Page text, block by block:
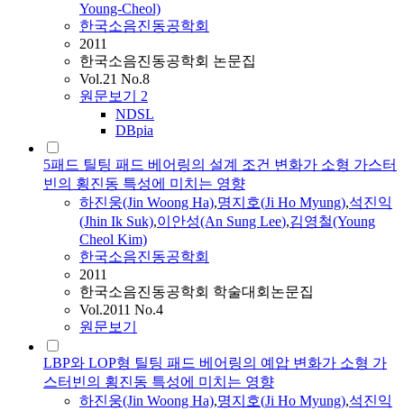
Young-Cheol)
한국소음진동공학회
2011
한국소음진동공학회 논문집
Vol.21 No.8
원문보기 2
NDSL
DBpia
5패드 틸팅 패드 베어링의 설계 조건 변화가 소형 가스터
빈의 횡진동 특성에 미치는 영향
하진웅(Jin Woong Ha),명지 호(Ji Ho Myung),석진익
(Jhin Ik Suk),이안성(An Sung Lee),김영철(Young
Cheol Kim)
한국소음진동공학회
2011
한국소음진동공학회 학술대회논문집
Vol.2011 No.4
원문보기
LBP와 LOP형 틸팅 패드 베어링의 예압 변화가 소형 가
스터빈의 횡진동 특성에 미치는 영향
하진웅(Jin Woong Ha),명지 호(Ji Ho Myung),석진익